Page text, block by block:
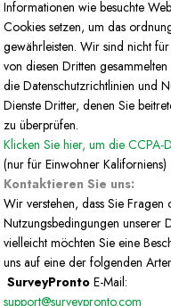
Informationen wie besuchte
Cookies setzen, um das
gewährleisten. Wir sind nicht
von diesen Dritten
die Datenschutzrichtlinien und
Dienste Dritter, denen Sie
zu überprüfen.
Klicken Sie hier, um die CCPA-
(nur für Einwohner Kaliforniens)
Kontaktieren Sie uns:
Wir verstehen, dass Sie Fragen
Nutzungsbedingungen unserer
vielleicht möchten Sie eine
uns auf eine der folgenden
SurveyPronto E-Mail:
support@surveypronto.com